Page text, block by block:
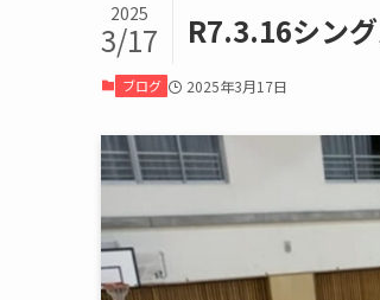
R7.3.16シン
2025
3/17
ブログ 2025年3月17日